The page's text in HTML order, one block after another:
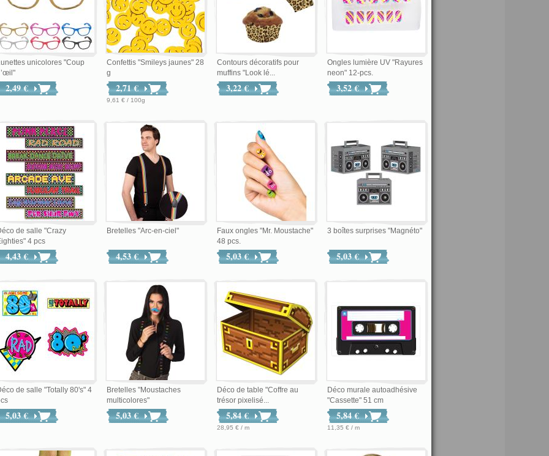
unicolores "Coup
2,49 €
Confettis "Smileys jaunes" 28
g
2,71 €
9,61 € / 100g
Contours décoratifs pour
muffins "Look lé...
3,22 €
Ongles lumière UV "Rayures
neon" 12-pcs.
3,52 €
de salle "Crazy
4 pcs
4,43 €
Bretelles "Arc-en-ciel"
4,53 €
Faux ongles "Mr. Moustache"
48 pcs.
5,03 €
3 boîtes surprises "Magnéto"
5,03 €
de salle "Totally 80's" 4
5,03 €
Bretelles "Moustaches
multicolores"
5,03 €
Déco de table "Coffre au
trésor pixelisé...
5,84 €
28,95 € / m
Déco murale autoadhésive
"Cassette" 51 cm
5,84 €
11,35 € / m